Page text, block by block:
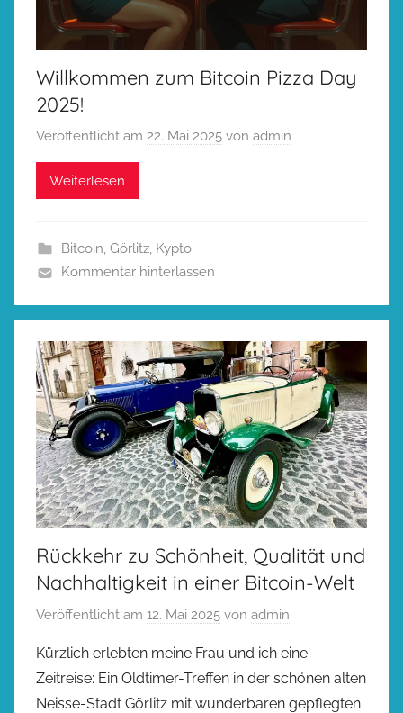
Willkommen zum Bitcoin Pizza Day
2025!
Veröffentlicht am 22. Mai 2025 von admin
Weiterlesen
Bitcoin, Görlitz, Kypto
Kommentar hinterlassen
Rückkehr zu Schönheit, Qualität und
Nachhaltigkeit in einer Bitcoin-Welt
Veröffentlicht am 12. Mai 2025 von admin
Kürzlich erlebten meine Frau und ich eine
Zeitreise: Ein Oldtimer-Treffen in der schönen alten
Neisse-Stadt Görlitz mit wunderbaren gepflegten